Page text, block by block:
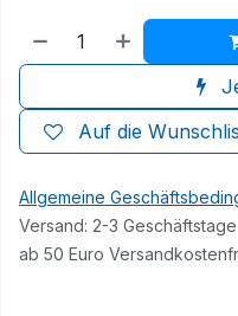
Auf die
Allgemeine
Versand: 2-3 Geschäftstage
ab 50 Euro